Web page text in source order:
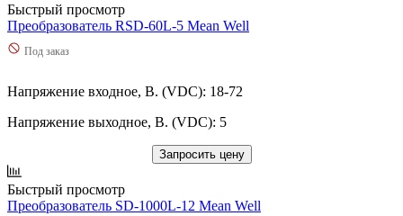
Быстрый просмотр
Преобразователь RSD-60L-5 Mean Well
Под заказ
Напряжение входное, В. (VDC): 18-72
Напряжение выходное, В. (VDC): 5
Запросить цену
Быстрый просмотр
Преобразователь SD-1000L-12 Mean Well